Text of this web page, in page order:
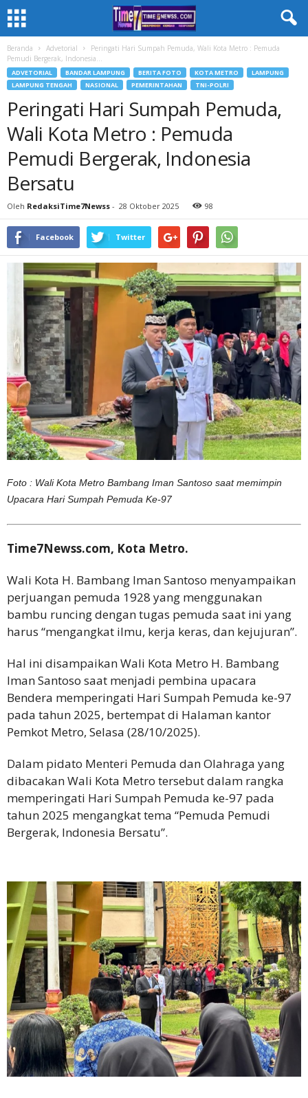
Beranda Advetorial
Peringati Hari Sumpah Pemuda, Wali Kota Metro : Pemuda
Pemudi Bergerak, Indonesia...
ADVETORIAL BANDAR LAMPUNG BERITA FOTO KOTA METRO
LAMPUNG
LAMPUNG TENGAH
NASIONAL PEMERINTAHAN TNI-POLRI
Peringati Hari Sumpah Pemuda,
Wali Kota Metro : Pemuda
Pemudi Bergerak, Indonesia
Bersatu
Oleh RedaksiTime7Newss - 28 Oktober 2025 98
Facebook Twitter
Foto : Wali Kota Metro Bambang Iman Santoso saat memimpin
Upacara Hari Sumpah Pemuda Ke-97
Time7Newss.com, Kota Metro.
Wali Kota H. Bambang Iman Santoso menyampaikan
perjuangan pemuda 1928 yang menggunakan
bambu runcing dengan tugas pemuda saat ini yang
harus “mengangkat ilmu, kerja keras, dan kejujuran”.
Hal ini disampaikan Wali Kota Metro H. Bambang
Iman Santoso saat menjadi pembina upacara
Bendera memperingati Hari Sumpah Pemuda ke-97
pada tahun 2025, bertempat di Halaman kantor
Pemkot Metro, Selasa (28/10/2025).
Dalam pidato Menteri Pemuda dan Olahraga yang
dibacakan Wali Kota Metro tersebut dalam rangka
memperingati Hari Sumpah Pemuda ke-97 pada
tahun 2025 mengangkat tema “Pemuda Pemudi
Bergerak, Indonesia Bersatu”.